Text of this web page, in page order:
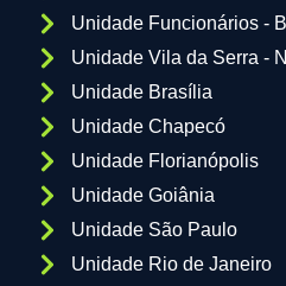
Unidade Funcionários -
Unidade Vila da Serra -
Unidade Brasília
Unidade Chapecó
Unidade Florianópolis
Unidade Goiânia
Unidade São Paulo
Unidade Rio de Janeiro